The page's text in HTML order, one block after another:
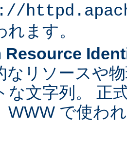
れます。
Resource
なリソースや
な文字列。 正
WWW で使わ